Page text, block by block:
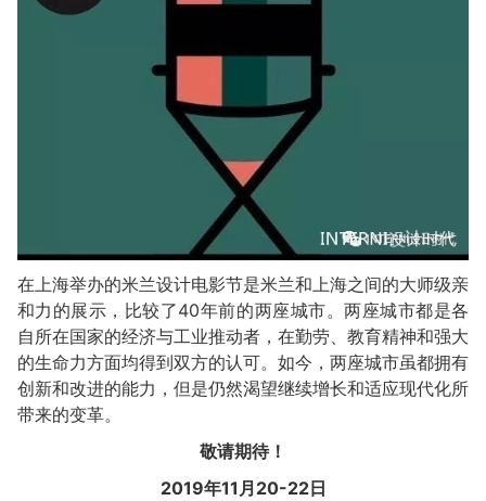
在上海举办的米兰设计电影节是米兰和上海之间的大师级亲
和力的展示，比较了40年前的两座城市。两座城市都是各
自所在国家的经济与工业推动者，在勤劳、教育精神和强大
的生命力方面均得到双方的认可。如今，两座城市虽都拥有
创新和改进的能力，但是仍然渴望继续增长和适应现代化所
带来的变革。
敬请期待！
2019年11 月 20-22日